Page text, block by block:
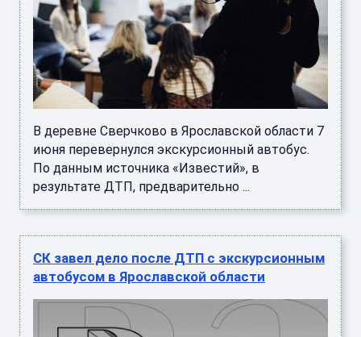
В деревне Сверчково в Ярославской области 7
июня перевернулся экскурсионный автобус.
По данным источника «Известий», в
результате ДТП, предварительно ...
СК завел дело после ДТП с экскурсионным
автобусом в Ярославской области